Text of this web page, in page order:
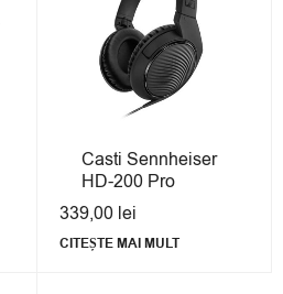
Casti Sennheiser
HD-200 Pro
339,00 lei
CITEȘTE MAI MULT